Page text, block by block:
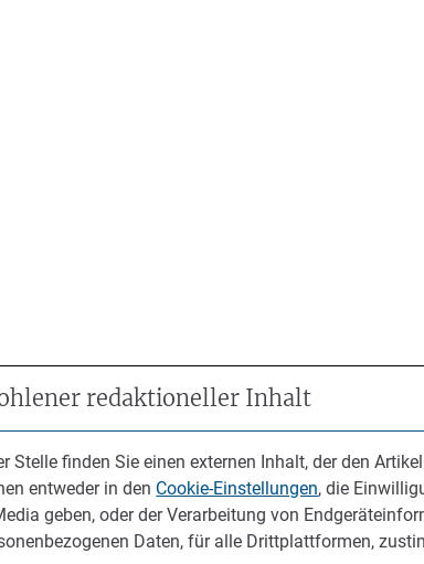
redaktioneller Inhalt
Stelle finden Sie einen externen Inhalt, der den
entweder in den Cookie-Einstellungen, die
geben, oder der Verarbeitung von
Daten, für alle Drittplattformen,